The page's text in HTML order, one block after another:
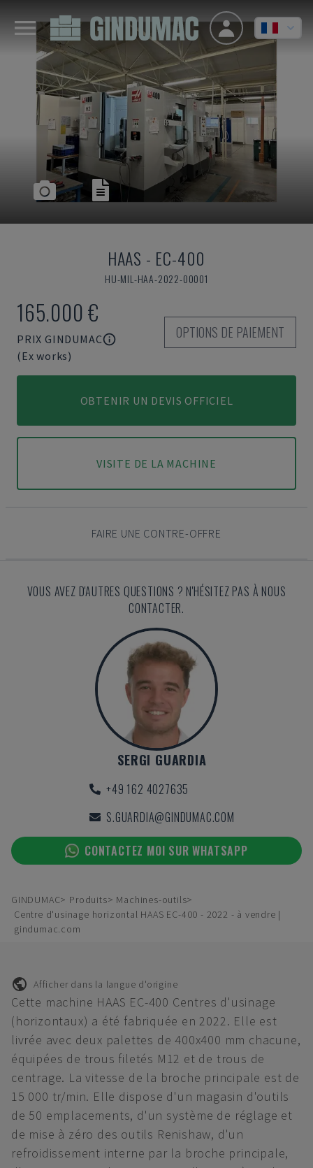
HAAS - EC-400
HU-MIL-HAA-2022-00001
165.000 €
PRIX GINDUMAC
(Ex works)
OPTIONS DE PAIEMENT
OBTENIR UN DEVIS OFFICIEL
VISITE DE LA MACHINE
FAIRE UNE CONTRE-OFFRE
VOUS AVEZ D'AUTRES QUESTIONS ? N'HÉSITEZ PAS À NOUS
CONTACTER.
SERGI GUARDIA
+49 162 4027635
S.GUARDIA@GINDUMAC.COM
CONTACTEZ MOI SUR WHATSAPP
GINDUMAC Produits
Machines-outils
Centre d'usinage horizontal HAAS EC-400 - 2022 - à vendre |
gindumac.com
Afficher dans la langue d'origine
Cette machine HAAS EC-400 Centres d'usinage
(horizontaux) a été fabriquée en 2022. Elle est
livrée avec deux palettes de 400x400 mm chacune,
équipées de trous filetés M12 et de trous de
centrage. La vitesse de la broche principale est de
15 000 tr/min. Elle dispose d'un magasin d'outils
de 50 emplacements, d'un système de réglage et
de mise à zéro des outils Renishaw, d'un
refroidissement interne par la broche principale,